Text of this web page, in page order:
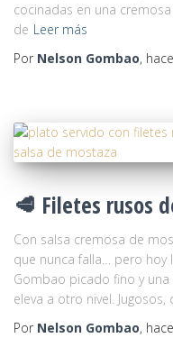
cocinadas en una
de Leer más
Por Nelson Gombao, hace
🥩 Filetes rusos
Con salsa cremosa de
que nunca falla… pero
Gombao picado fino y
eleva a otro nivel.
Por Nelson Gombao, hace